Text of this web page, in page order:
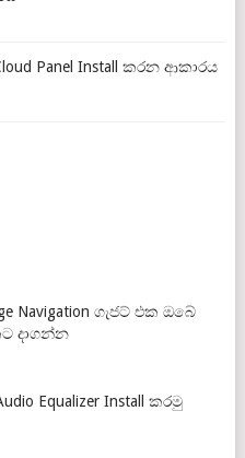
Panel Install කරන ආකාරය
Navigation ගැජට් එක ඔබේ
දාගන්න
Equalizer Install කරමු